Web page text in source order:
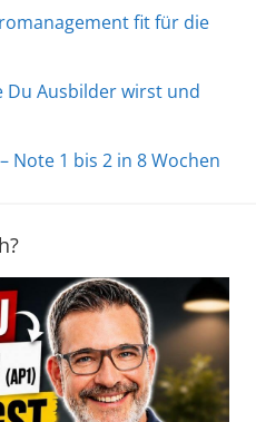
fit für die
Du Ausbilder wirst und
Note 1 bis 2 in 8 Wochen